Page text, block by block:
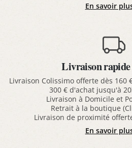
En savoir
Livraison rapide
Livraison Colissimo offerte dès 160
300 € d'achat jusqu'à
Livraison à Domicile et
Retrait à la boutique
Livraison de proximité
En savoir